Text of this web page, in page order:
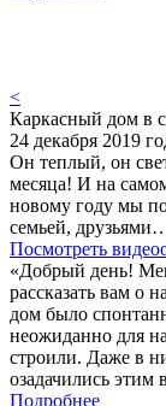
<
Каркасный дом в
24 декабря 2019
Он теплый, он
месяца! И на
новому году мы
семьей,
Посмотреть
«Добрый день!
рассказать вам о
дом было
неожиданно для
строили. Даже в
озадачились
Подробнее